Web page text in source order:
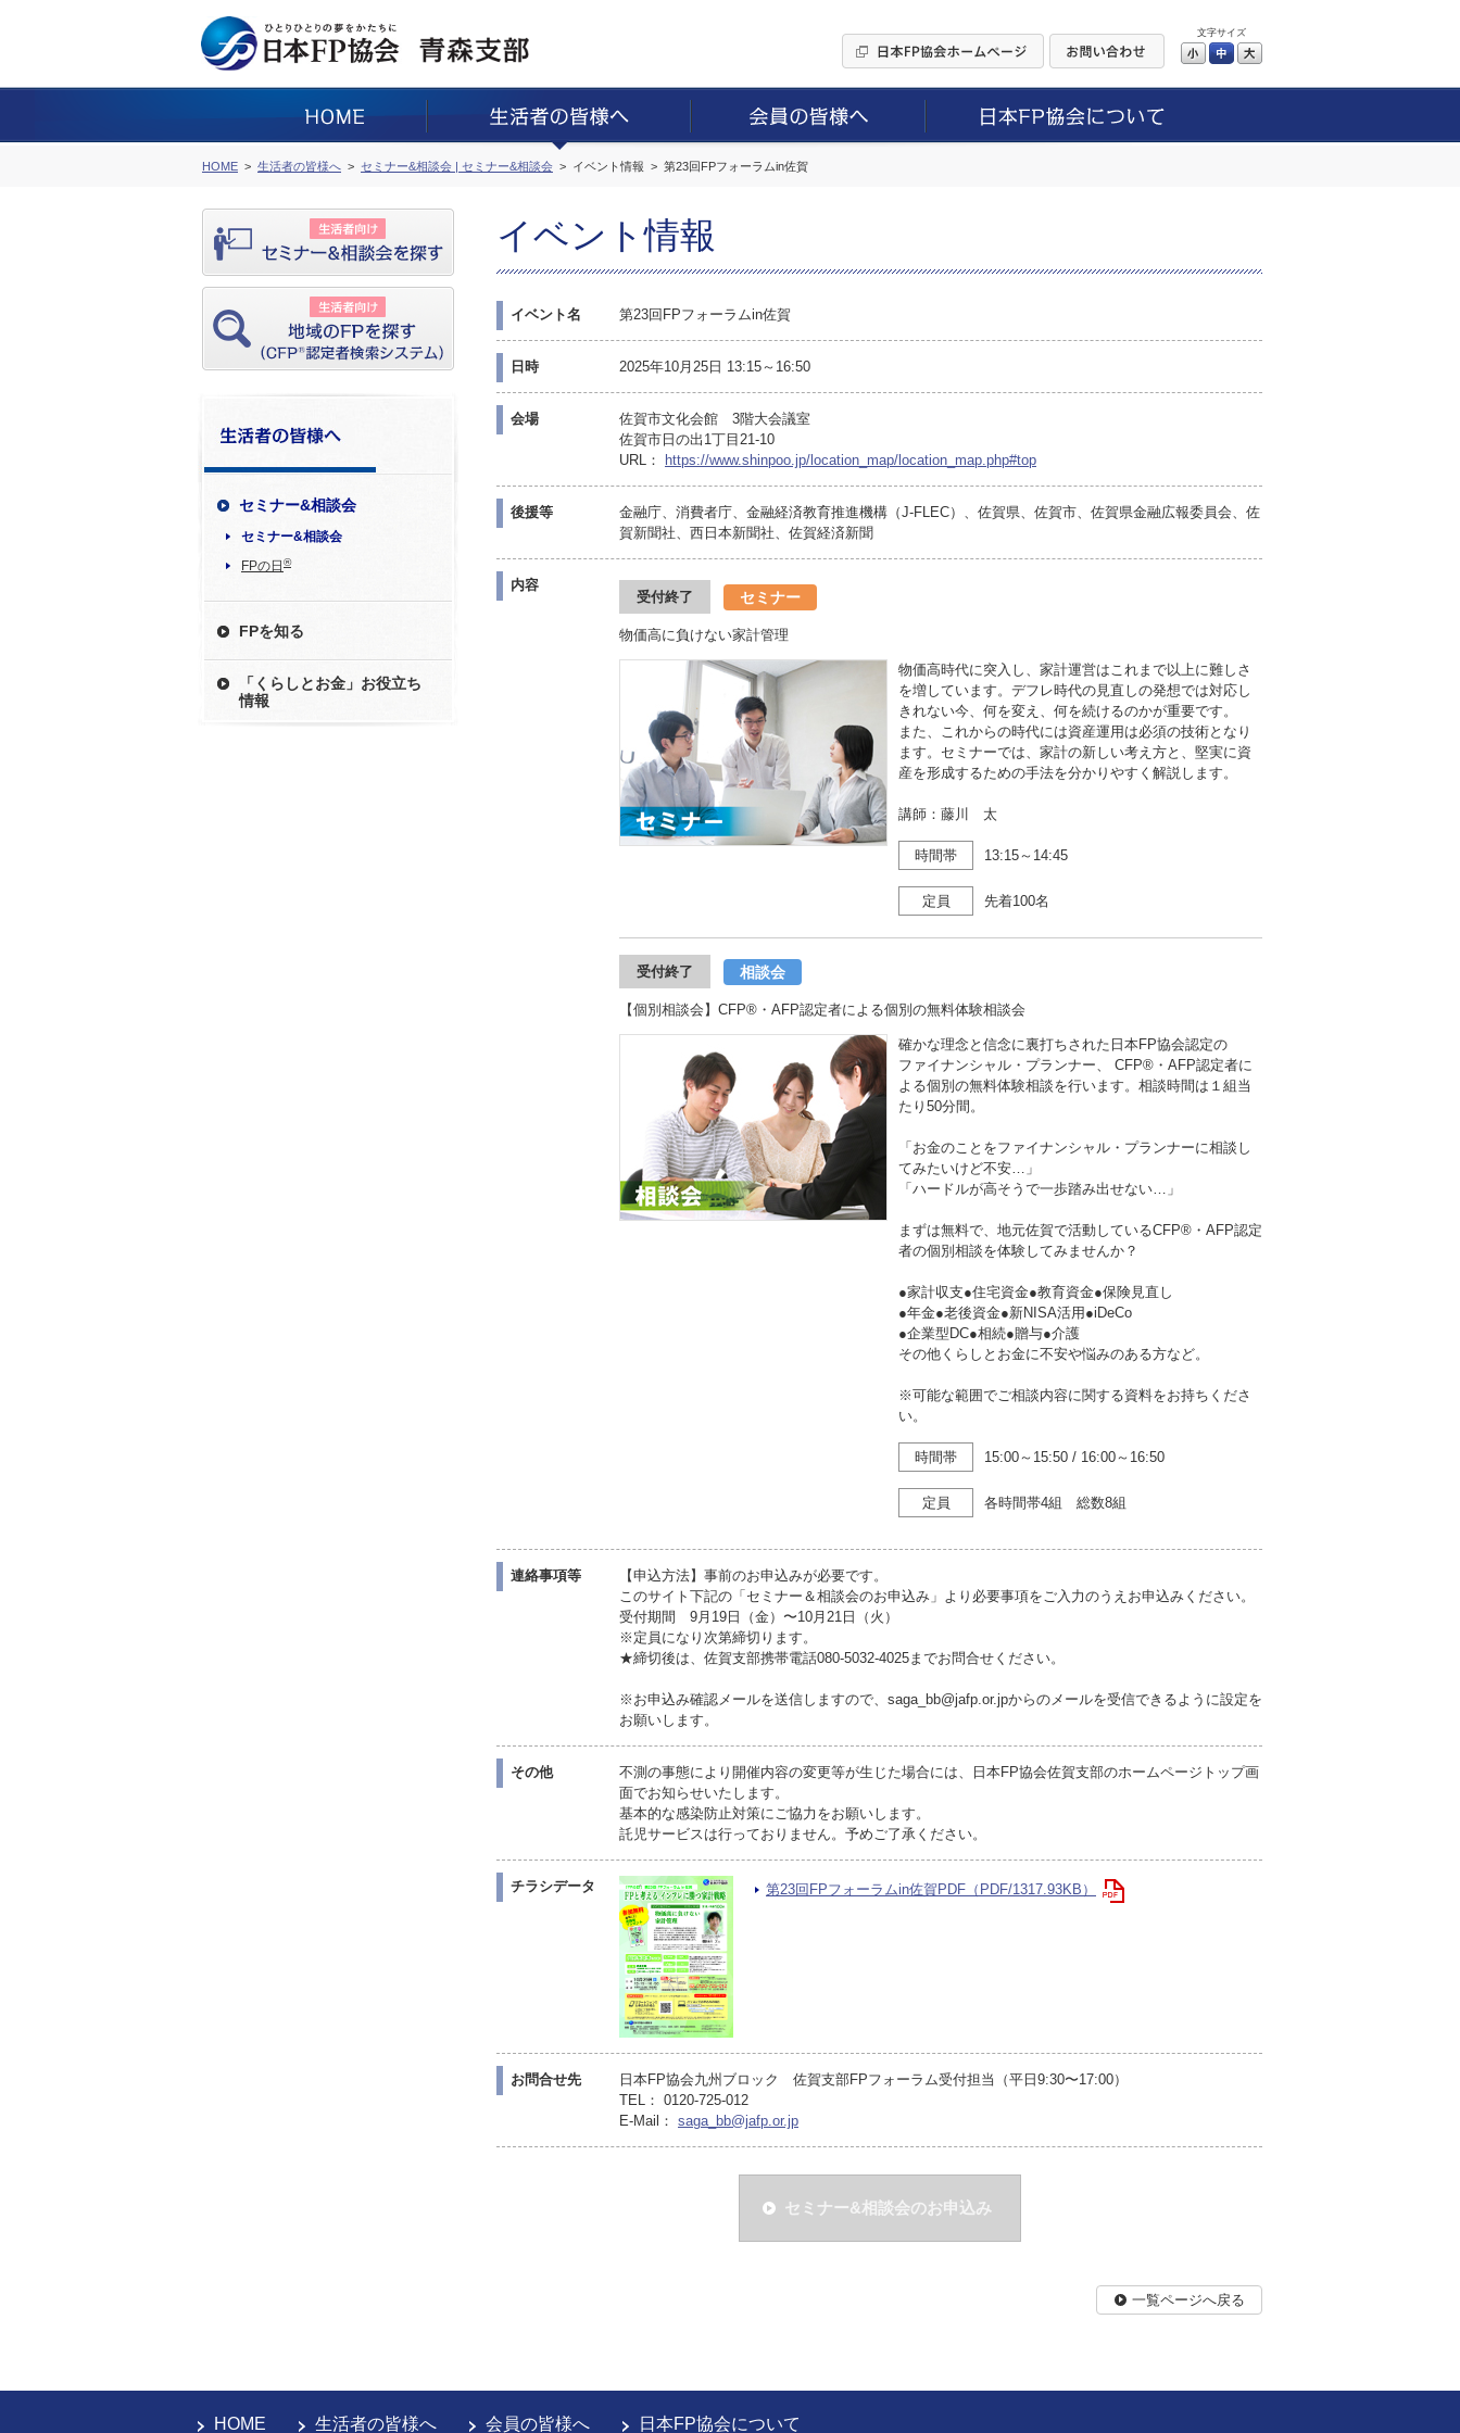
文字サイズ
小 中
HOME 生活者の皆様へ セミナー&相談会 | セミナー&相談会 イベント情報 第23回FPフォーラムin佐賀
セミナー&相談会
セミナー&相談会
FPの日 ®
FPを知る
「くらしとお金」お役立ち
情報
イベント情報
イベント名 第23回FPフォーラムin佐賀
日時 2025年10月25日 13:15～16:50
会場
佐賀市文化会館 3階大会議室
佐賀市日の出1丁目21-10
URL：
https://www.shinpoo.jp/location_map/location_map.php#top
後援等
金融庁、消費者庁、金融経済教育推進機構（J-FLEC）、佐賀県、佐賀市、佐賀県金融広報委員会、佐
賀新聞社、西日本新聞社、佐賀経済新聞
内容
受付終了 セミナー
物価高に負けない家計管理
物価高時代に突入し、家計運営はこれまで以上に難しさ
を増しています。デフレ時代の見直しの発想では対応し
きれない今、何を変え、何を続けるのかが重要です。
また、これからの時代には資産運用は必須の技術となり
ます。セミナーでは、家計の新しい考え方と、堅実に資
産を形成するための手法を分かりやすく解説します。
講師：藤川 太
時間帯 13:15～14:45
定員 先着100名
受付終了 相談会
【個別相談会】CFP®・AFP認定者による個別の無料体験相談会
確かな理念と信念に裏打ちされた日本FP協会認定の
ファイナンシャル・プランナー、 CFP®・AFP認定者に
よる個別の無料体験相談を行います。相談時間は１組当
たり50分間。
「お金のことをファイナンシャル・プランナーに相談し
てみたいけど不安…」
「ハードルが高そうで一歩踏み出せない…」
まずは無料で、地元佐賀で活動しているCFP®・AFP認定
者の個別相談を体験してみませんか？
●家計収支●住宅資金●教育資金●保険見直し
●年金●老後資金●新NISA活用●iDeCo
●企業型DC●相続●贈与●介護
その他くらしとお金に不安や悩みのある方など。
※可能な範囲でご相談内容に関する資料をお持ちくださ
い。
時間帯 15:00～15:50 / 16:00～16:50
定員 各時間帯4組 総数8組
連絡事項等
【申込方法】事前のお申込みが必要です。
このサイト下記の「セミナー＆相談会のお申込み」より必要事項をご入力のうえお申込みください。
受付期間 9月19日（金）〜10月21日（火）
※定員になり次第締切ります。
★締切後は、佐賀支部携帯電話080-5032-4025までお問合せください。
※お申込み確認メールを送信しますので、saga_bb@jafp.or.jpからのメールを受信できるように設定を
お願いします。
その他
不測の事態により開催内容の変更等が生じた場合には、日本FP協会佐賀支部のホームページトップ画
面でお知らせいたします。
基本的な感染防止対策にご協力をお願いします。
託児サービスは行っておりません。予めご了承ください。
チラシデータ 第23回FPフォーラムin佐賀PDF（PDF/1317.93KB）
お問合せ先
日本FP協会九州ブロック 佐賀支部FPフォーラム受付担当（平日9:30〜17:00）
TEL： 0120-725-012
E-Mail： saga_bb@jafp.or.jp
セミナー&相談会のお申込み
一覧ページへ戻る
HOME 生活者の皆様へ 会員の皆様へ 日本FP協会について